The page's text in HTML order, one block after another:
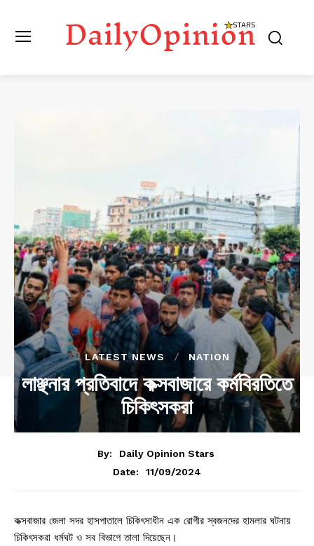
LATEST NEWS NATION
লাঞ্ছনার প্রতিবাদে কক্সবাজারে কর্মবিরতিতে
চিকিৎসকরা
By:
Daily Opinion Stars
Date:
11/09/2024
কক্সবাজার জেলা সদর হাসপাতালে চিকিৎসাধীন এক রোগীর স্বজনদের হামলার ঘটনায়
চিকিৎসকরা ধর্মঘট ও সব বিভাগে তালা দিয়েছেন।